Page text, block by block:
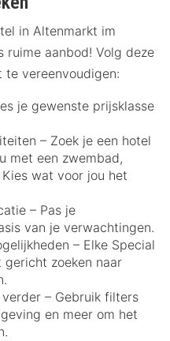
in Altenmarkt im
ruime aanbod! Volg deze
te vereenvoudigen:
je gewenste prijsklasse
– Zoek je een hotel
met een zwembad,
wat voor jou het
– Pas je
van je verwachtingen.
– Elke Special
zoeken naar
– Gebruik filters
en meer om het